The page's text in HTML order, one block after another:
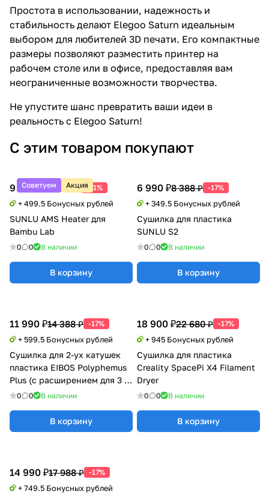
Простота в использовании, надежность и
стабильность делают Elegoo Saturn идеальным
выбором для любителей 3D печати. Его компактные
размеры позволяют разместить принтер на
рабочем столе или в офисе, предоставляя вам
неограниченные возможности творчества.
Не упустите шанс превратить ваши идеи в
реальность с Elegoo Saturn!
С этим товаром покупают
Советуем Акция
9 990 ₽20 388 ₽ -51%
+ 499.5 Бонусных рублей
SUNLU AMS Heater для
Bambu Lab
0 0 В наличии
В корзину
6 990 ₽8 388 ₽ -17%
+ 349.5 Бонусных рублей
Сушилка для пластика
SUNLU S2
0 0 В наличии
В корзину
11 990 ₽14 388 ₽ -17%
+ 599.5 Бонусных рублей
Сушилка для 2-ух катушек
пластика EIBOS Polyphemus
Plus (с расширением для 3 кг
катушки)
0 0 В наличии
В корзину
18 900 ₽22 680 ₽ -17%
+ 945 Бонусных рублей
Сушилка для пластика
Creality SpacePi X4 Filament
Dryer
0 0 В наличии
В корзину
14 990 ₽17 988 ₽ -17%
+ 749.5 Бонусных рублей